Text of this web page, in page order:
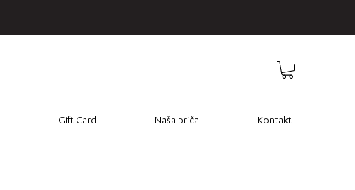
Gift Card Naša priča Kontakt